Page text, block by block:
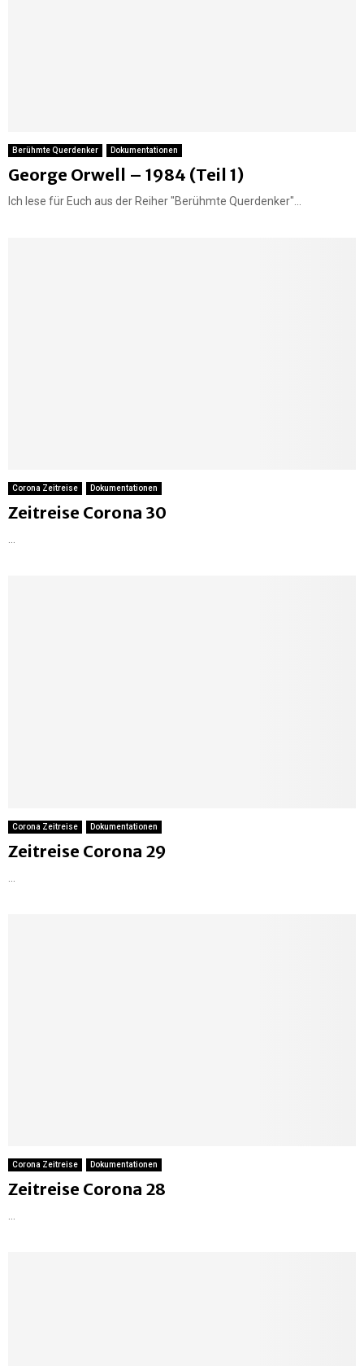
Berühmte Querdenker Dokumentationen
George Orwell – 1984 (Teil 1)
Ich lese für Euch aus der Reiher "Berühmte Querdenker"...
Corona Zeitreise Dokumentationen
Zeitreise Corona 30
...
Corona Zeitreise Dokumentationen
Zeitreise Corona 29
Corona Zeitreise Dokumentationen
Zeitreise Corona 28